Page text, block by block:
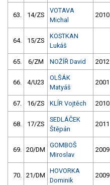
63. 14/ZS
VOTAVA
Michal
2010
64. 15/ZS
KOSTKAN
Lukáš
65. 6/ZM NOŽÍŘ David 2012
66. 4/U23
OLŠÁK
Matyáš
2001
67. 16/ZS KLÍR Vojtěch 2010
68. 17/ZS
SEDLÁČEK
Štěpán
2011
69. 20/DM
GOMBOŠ
Miroslav
2009
70. 21/DM
HOVORKA
Dominik
2009